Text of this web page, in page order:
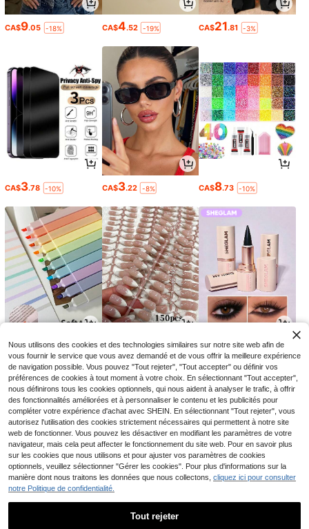
CA$9.05 -18% CA$4.52 -19% CA$21.81 -3%
CA$3.78 -10% CA$3.22 -8% CA$8.73 -10%
CA$6.75 -10% CA$3.64 -9% CA$3.99 -27%
Nous utilisons des cookies et des technologies similaires sur notre site web afin de
vous fournir le service que vous avez demandé et de vous offrir la meilleure expérience
de navigation possible. Vous pouvez "Tout rejeter", "Tout accepter" ou définir vos
préférences de cookies à tout moment à votre choix. En sélectionnant "Tout accepter",
nous définirons tous les cookies optionnels, qui nous aident à analyser le trafic, à offrir
des fonctionnalités améliorées et à personnaliser le contenu et les publicités pour
compléter votre expérience d'achat avec SHEIN. En sélectionnant "Tout rejeter", vous
autorisez l'utilisation des cookies strictement nécessaires qui permettent à notre site
web de fonctionner. Vous pouvez les désactiver en modifiant les paramètres de votre
navigateur, mais cela peut affecter le fonctionnement du site web. Pour en savoir plus
sur les cookies que nous utilisons et pour ajuster vos paramètres de cookies
optionnels, veuillez sélectionner "Gérer les cookies". Pour plus d'informations sur la
manière dont nous traitons les données que nous collectons, cliquez ici pour consulter
notre Politique de confidentialité.
Tout rejeter